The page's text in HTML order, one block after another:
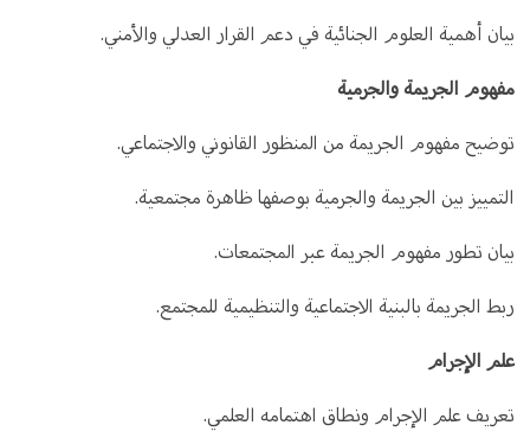
بيان أهمية العلوم الجنائية في دعم القرار العدلي والأمني.
مفهوم الجريمة والجرمية
توضيح مفهوم الجريمة من المنظور القانوني والاجتماعي.
التمييز بين الجريمة والجرمية بوصفها ظاهرة مجتمعية.
بيان تطور مفهوم الجريمة عبر المجتمعات.
ربط الجريمة بالبنية الاجتماعية والتنظيمية للمجتمع.
علم الإجرام
تعريف علم الإجرام ونطاق اهتمامه العلمي.